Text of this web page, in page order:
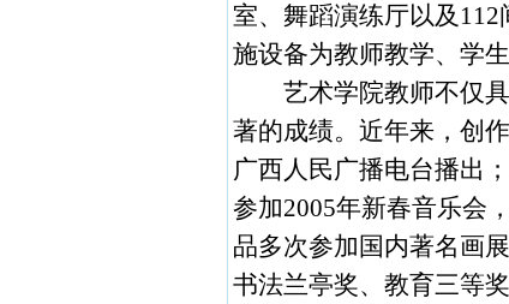
室、舞蹈演练厅以及 112
施设备为教师教学、学
艺术学院教师不仅
著的成绩。近年来，创
广西人民广播电台播出
参加2005年新春音乐会
品多次参加国内著名画
书法兰亭奖、教育三等奖